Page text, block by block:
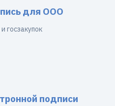
для ООО
госзакупок
подписи